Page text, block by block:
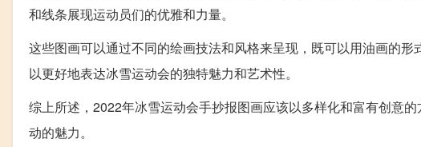
和线条展现运动员们的优雅和力量。
这些图画可以通过不同的绘画技法和风格来呈现，既可以用油画的
以更好地表达冰雪运动会的独特魅力和艺术性。
综上所述，2022年冰雪运动会手抄报图画应该以多样化和富有创意
动的魅力。